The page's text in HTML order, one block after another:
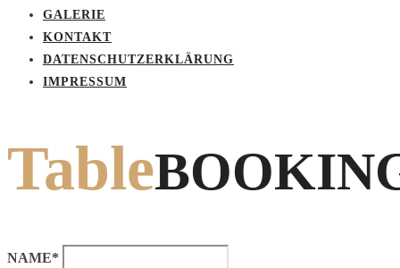
GALERIE
KONTAKT
DATENSCHUTZERKLÄRUNG
IMPRESSUM
Table
NAME*